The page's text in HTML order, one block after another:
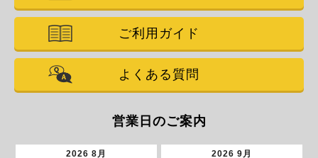
ご利用ガイド
よくある質問
営業日のご案内
2026 8月 2026 9月